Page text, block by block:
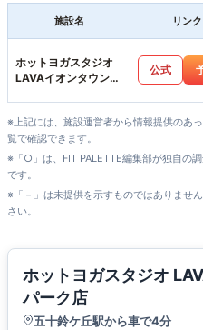
施設名 リンク
ホットヨガスタジオ
LAVAイオンタウン伊
公式
※上記には、施設運営者から情報提供のあ
覧で確認できます。
※「○」は、FIT PALETTE編集部が独自の
です。
※「－」は未提供を示すものではありませ
さい。
ホットヨガスタジオ
パーク店
五十鈴ケ丘駅から車で4分